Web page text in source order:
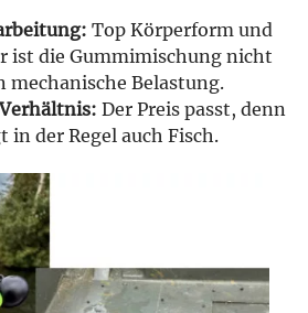
Top Körperform und
ist die Gummimischung nicht
mechanische Belastung.
Der Preis passt, denn
in der Regel auch Fisch.